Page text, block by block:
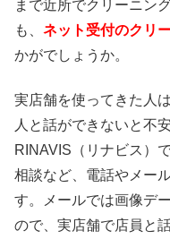
まで近所でクリーニン
も、 ネット受付のクリ
かがでしょうか。
実店舗を使ってきた人
人と話ができないと不
RINAVIS（リナビス）
相談など、電話やメー
す。メールでは画像デ
ので、実店舗で店員と